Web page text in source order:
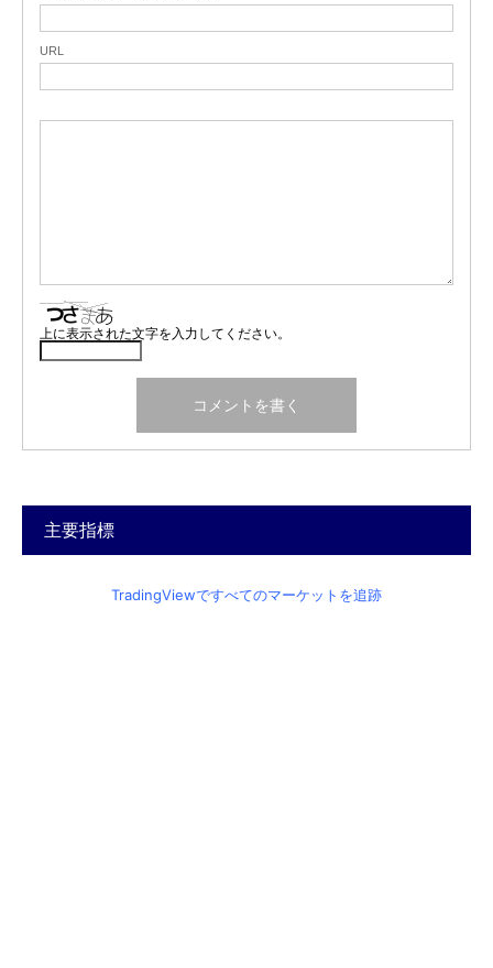
URL
上に表示された文字を入力してください。
主要指標
TradingViewですべてのマーケットを追跡